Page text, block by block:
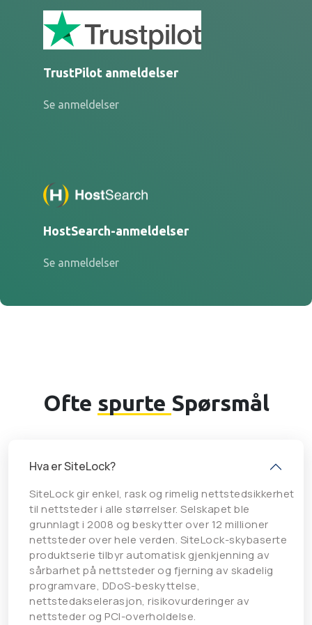
TrustPilot anmeldelser
Se anmeldelser
HostSearch-anmeldelser
Se anmeldelser
Ofte spurte Spørsmål
Hva er SiteLock?
SiteLock gir enkel, rask og rimelig nettstedsikkerhet
til nettsteder i alle størrelser. Selskapet ble
grunnlagt i 2008 og beskytter over 12 millioner
nettsteder over hele verden. SiteLock-skybaserte
produktserie tilbyr automatisk gjenkjenning av
sårbarhet på nettsteder og fjerning av skadelig
programvare, DDoS-beskyttelse,
nettstedakselerasjon, risikovurderinger av
nettsteder og PCI-overholdelse.